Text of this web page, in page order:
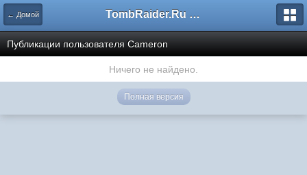
← Домой TombRaider.Ru - Форумы
Публикации пользователя Cameron
Ничего не найдено.
Полная версия